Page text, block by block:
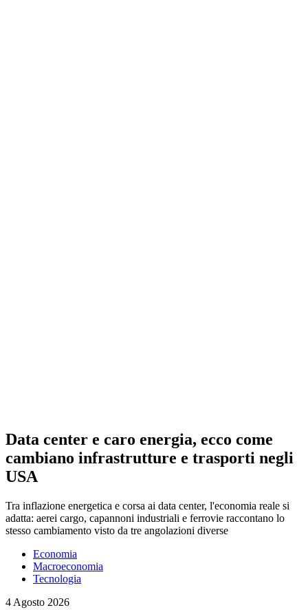
Data center e caro energia, ecco come
cambiano infrastrutture e trasporti negli
USA
Tra inflazione energetica e corsa ai data center, l'economia reale si
adatta: aerei cargo, capannoni industriali e ferrovie raccontano lo
stesso cambiamento visto da tre angolazioni diverse
Economia
Macroeconomia
Tecnologia
4 Agosto 2026